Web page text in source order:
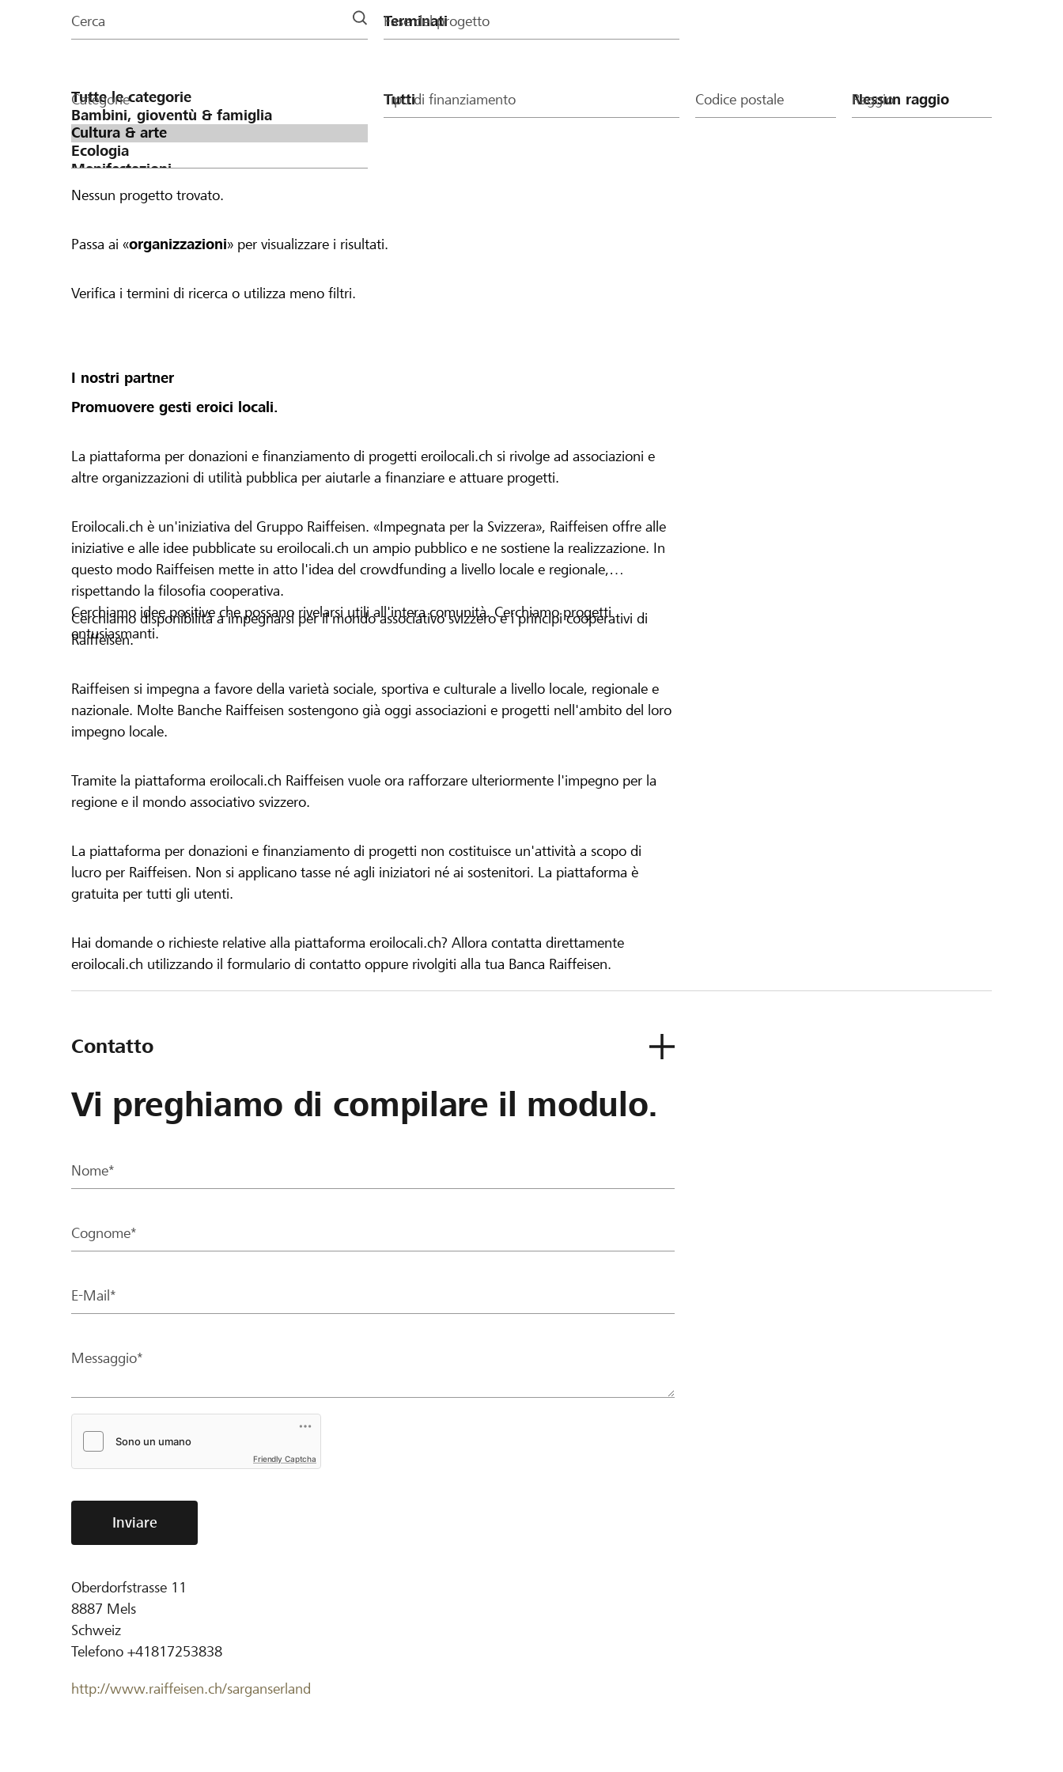
della
Cerca Fase del progetto
Categorie Tipo di finanziamento Codice postale Raggio
Nessun progetto trovato.
Passa ai «organizzazioni» per visualizzare i risultati.
Verifica i termini di ricerca o utilizza meno filtri.
I nostri partner
Promuovere gesti eroici locali.
La piattaforma per donazioni e finanziamento di progetti eroilocali.ch si rivolge ad associazioni e
altre organizzazioni di utilità pubblica per aiutarle a finanziare e attuare progetti.
Eroilocali.ch è un'iniziativa del Gruppo Raiffeisen. «Impegnata per la Svizzera», Raiffeisen offre alle
iniziative e alle idee pubblicate su eroilocali.ch un ampio pubblico e ne sostiene la realizzazione. In
questo modo Raiffeisen mette in atto l'idea del crowdfunding a livello locale e regionale,
rispettando la filosofia cooperativa.
Cerchiamo idee positive che possano rivelarsi utili all'intera comunità. Cerchiamo progetti
entusiasmanti.
Cerchiamo disponibilità a impegnarsi per il mondo associativo svizzero e i principi cooperativi di
Raiffeisen.
Raiffeisen si impegna a favore della varietà sociale, sportiva e culturale a livello locale, regionale e
nazionale. Molte Banche Raiffeisen sostengono già oggi associazioni e progetti nell'ambito del loro
impegno locale.
Tramite la piattaforma eroilocali.ch Raiffeisen vuole ora rafforzare ulteriormente l'impegno per la
regione e il mondo associativo svizzero.
La piattaforma per donazioni e finanziamento di progetti non costituisce un'attività a scopo di
lucro per Raiffeisen. Non si applicano tasse né agli iniziatori né ai sostenitori. La piattaforma è
gratuita per tutti gli utenti.
Hai domande o richieste relative alla piattaforma eroilocali.ch? Allora contatta direttamente
eroilocali.ch utilizzando il formulario di contatto oppure rivolgiti alla tua Banca Raiffeisen.
Contatto
Vi preghiamo di compilare il modulo.
Nome*
Cognome*
E-Mail*
Messaggio*
Friendly Captcha
Inviare
Oberdorfstrasse 11
8887 Mels
Schweiz
Telefono +41817253838
http://www.raiffeisen.ch/sarganserland